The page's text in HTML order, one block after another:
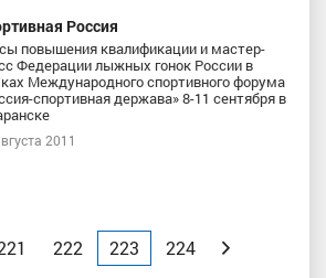
Россия
повышения квалификации и мастер-
Федерации лыжных гонок России в
Международного спортивного форума
спортивная держава» 8-11 сентября в
2011
222 223 224 Вперед